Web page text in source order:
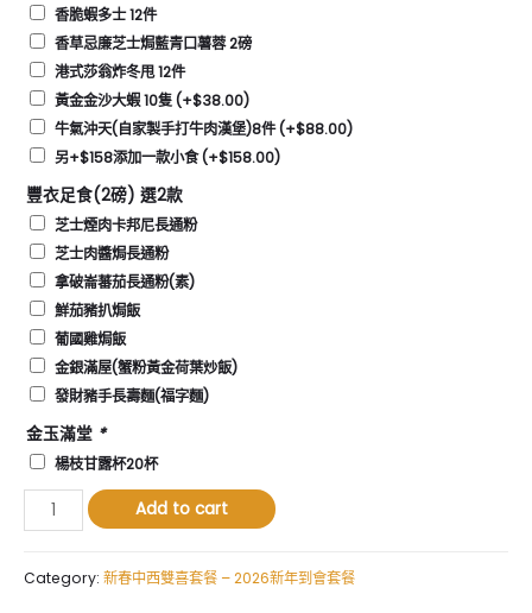
香脆蝦多士 12件
香草忌廉芝士焗藍青口薯蓉 2磅
港式莎翁炸冬甩 12件
黃金金沙大蝦 10隻(+$38.00)
牛氣沖天(自家製手打牛肉漢堡)8件(+$88.00)
另+$158添加一款小食(+$158.00)
豐衣足食(2磅) 選2款
芝士煙肉卡邦尼長通粉
芝士肉醬焗長通粉
拿破崙蕃茄長通粉(素)
鮮茄豬扒焗飯
葡國雞焗飯
金銀滿屋(蟹粉黃金荷葉炒飯)
發財豬手長壽麵(福字麵)
金玉滿堂 *
楊枝甘露杯20杯
2026
新
到
Add to cart
Category: 新春中西雙喜套餐 – 2026新年到會套餐